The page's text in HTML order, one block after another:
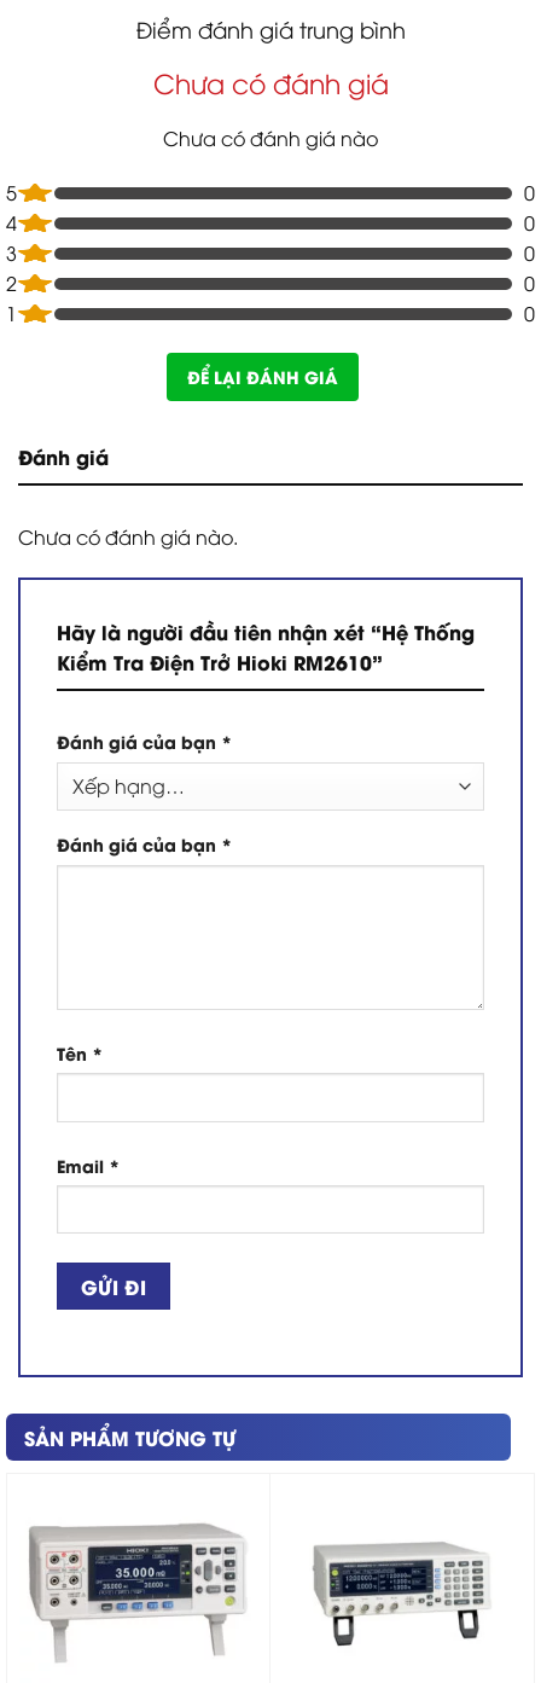
Điểm đánh giá trung bình
Chưa có đánh giá
Chưa có đánh giá nào
5
0
4
0
3
0
2
0
1
0
ĐỂ LẠI ĐÁNH GIÁ
Đánh giá
Chưa có đánh giá nào.
Hãy là người đầu tiên nhận xét “Hệ Thống
Kiểm Tra Điện Trở Hioki RM2610”
Đánh giá của bạn *
Đánh giá của bạn *
Tên *
Email *
SẢN PHẨM TƯƠNG TỰ